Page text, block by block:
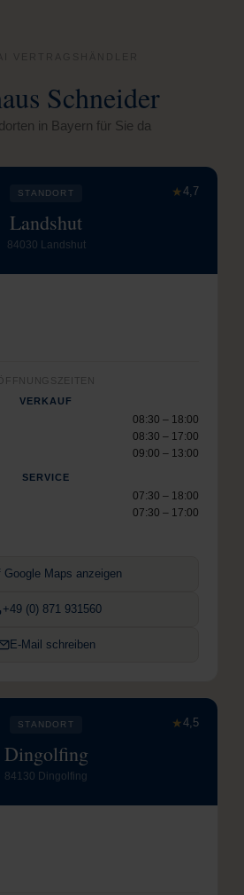
Schneider
in Bayern für Sie da
★4,7
STANDORT
Landshut
84030 Landshut
ÖFFNUNGSZEITEN
VERKAUF
08:30 – 18:00
08:30 – 17:00
09:00 – 13:00
SERVICE
07:30 – 18:00
07:30 – 17:00
Google Maps anzeigen
+49 (0) 871 931560
E-Mail schreiben
★4,5
STANDORT
Dingolfing
84130 Dingolfing